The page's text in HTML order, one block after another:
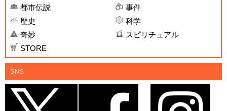
都市伝説
事件
歴史
科学
奇妙
スピリチュアル
STORE
SNS